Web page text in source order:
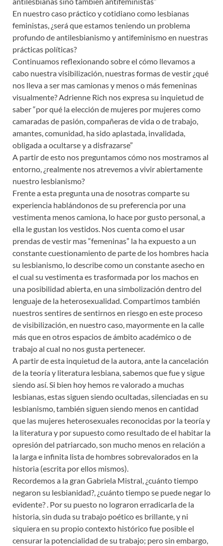
En nuestro caso práctico y cotidiano como lesbianas
feministas, ¿será que estamos teniendo un problema
profundo de antilesbianismo y antifeminismo en nuestras
prácticas políticas?
Continuamos reflexionando sobre el cómo llevamos a
cabo nuestra visibilización, nuestras formas de vestir ¿qué
nos lleva a ser mas camionas y menos o más femeninas
visualmente? Adrienne Rich nos expresa su inquietud de
saber “por qué la elección de mujeres por mujeres como
camaradas de pasión, compañeras de vida o de trabajo,
amantes, comunidad, ha sido aplastada, invalidada,
obligada a ocultarse y a disfrazarse”
A partir de esto nos preguntamos cómo nos mostramos al
entorno, ¿realmente nos atrevemos a vivir abiertamente
nuestro lesbianismo?
Frente a esta pregunta una de nosotras comparte su
experiencia hablándonos de su preferencia por una
vestimenta menos camiona, lo hace por gusto personal, a
ella le gustan los vestidos. Nos cuenta como el usar
prendas de vestir mas “femeninas” la ha expuesto a un
constante cuestionamiento de parte de los hombres hacia
su lesbianismo, lo describe como un constante asecho en
el cual su vestimenta es trasformada por los machos en
una posibilidad abierta, en una simbolización dentro del
lenguaje de la heterosexualidad. Compartimos también
nuestros sentires de sentirnos en riesgo en este proceso
de visibilización, en nuestro caso, mayormente en la calle
más que en otros espacios de ámbito académico o de
trabajo al cual no nos gusta pertenecer.
A partir de esta inquietud de la autora, ante la cancelación
de la teoría y literatura lesbiana, sabemos que fue y sigue
siendo así. Si bien hoy hemos re valorado a muchas
lesbianas, estas siguen siendo ocultadas, silenciadas en su
lesbianismo, también siguen siendo menos en cantidad
que las mujeres heterosexuales reconocidas por la teoría y
la literatura y por supuesto como resultado de el habitar la
opresión del patriarcado, son mucho menos en relación a
la larga e infinita lista de hombres sobrevalorados en la
historia (escrita por ellos mismos).
Recordemos a la gran Gabriela Mistral, ¿cuánto tiempo
negaron su lesbianidad?, ¿cuánto tiempo se puede negar lo
evidente? . Por su puesto no lograron erradicarla de la
historia, sin duda su trabajo poético es brillante, y ni
siquiera en su propio contexto histórico fue posible el
censurar la potencialidad de su trabajo; pero sin embargo,